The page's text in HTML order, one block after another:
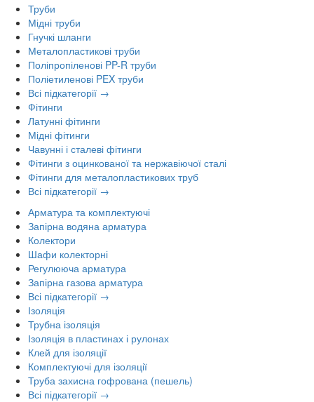
Труби
Мідні труби
Гнучкі шланги
Металопластикові труби
Поліпропіленові PP-R труби
Поліетиленові PEX труби
Всі підкатегорії →
Фітинги
Латунні фітинги
Мідні фітинги
Чавунні і сталеві фітинги
Фітинги з оцинкованої та нержавіючої сталі
Фітинги для металопластикових труб
Всі підкатегорії →
Арматура та комплектуючі
Запірна водяна арматура
Колектори
Шафи колекторні
Регулююча арматура
Запірна газова арматура
Всі підкатегорії →
Ізоляція
Трубна ізоляція
Ізоляція в пластинах і рулонах
Клей для ізоляції
Комплектуючі для ізоляції
Труба захисна гофрована (пешель)
Всі підкатегорії →